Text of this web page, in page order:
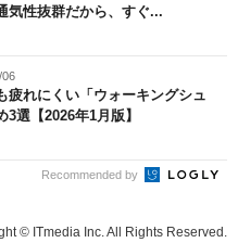
性抜群だから、すぐ...
06
疲れにくい「ウォーキングシュ
3選【2026年1月版】
Recommended by
© ITmedia Inc. All Rights Reserved.